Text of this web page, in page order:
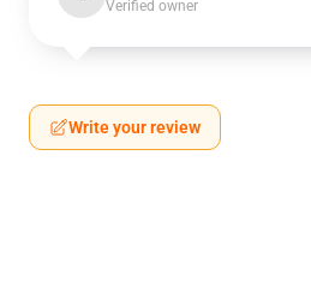
Verified owner
Write your review